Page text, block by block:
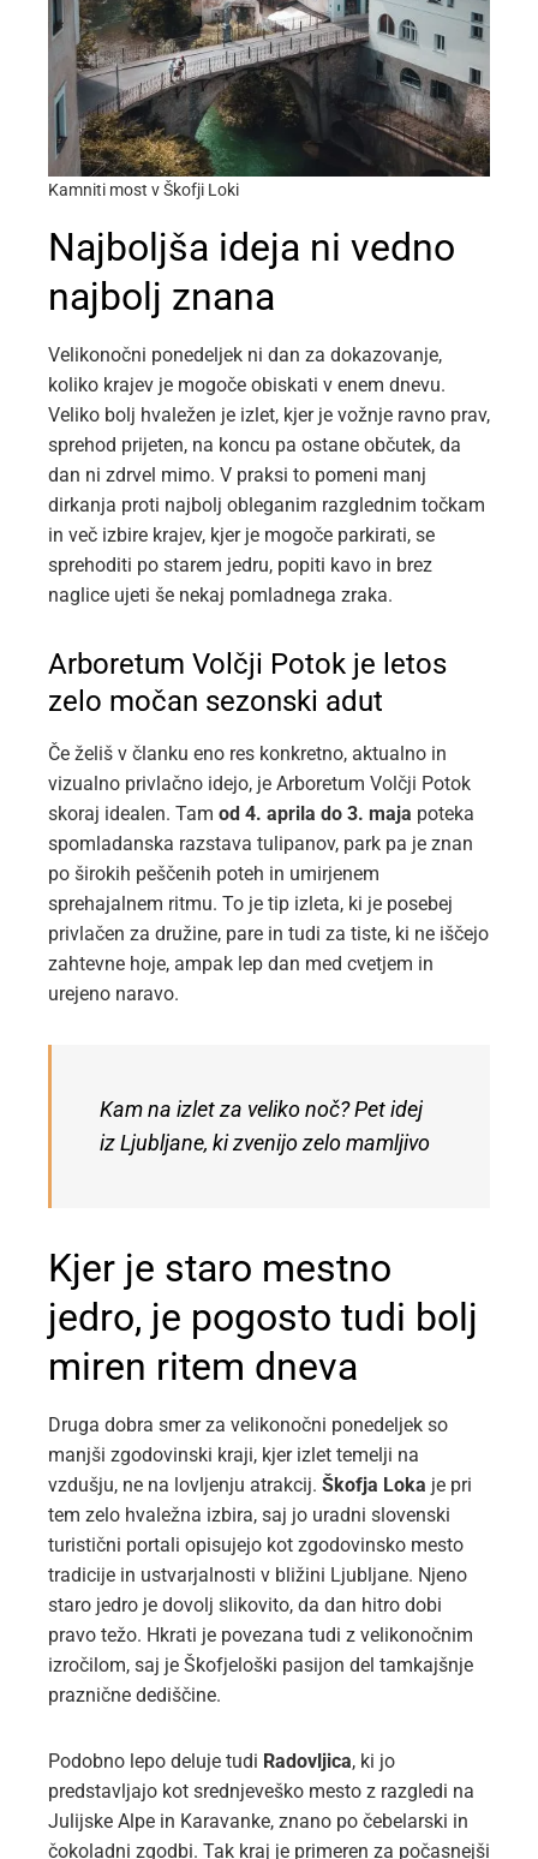
Kamniti most v Škofji Loki
Najboljša ideja ni vedno
najbolj znana
Velikonočni ponedeljek ni dan za dokazovanje,
koliko krajev je mogoče obiskati v enem dnevu.
Veliko bolj hvaležen je izlet, kjer je vožnje ravno prav,
sprehod prijeten, na koncu pa ostane občutek, da
dan ni zdrvel mimo. V praksi to pomeni manj
dirkanja proti najbolj obleganim razglednim točkam
in več izbire krajev, kjer je mogoče parkirati, se
sprehoditi po starem jedru, popiti kavo in brez
naglice ujeti še nekaj pomladnega zraka.
Arboretum Volčji Potok je letos
zelo močan sezonski adut
Če želiš v članku eno res konkretno, aktualno in
vizualno privlačno idejo, je Arboretum Volčji Potok
skoraj idealen. Tam od 4. aprila do 3. maja poteka
spomladanska razstava tulipanov, park pa je znan
po širokih peščenih poteh in umirjenem
sprehajalnem ritmu. To je tip izleta, ki je posebej
privlačen za družine, pare in tudi za tiste, ki ne iščejo
zahtevne hoje, ampak lep dan med cvetjem in
urejeno naravo.
Kam na izlet za veliko noč? Pet idej
iz Ljubljane, ki zvenijo zelo mamljivo
Kjer je staro mestno
jedro, je pogosto tudi bolj
miren ritem dneva
Druga dobra smer za velikonočni ponedeljek so
manjši zgodovinski kraji, kjer izlet temelji na
vzdušju, ne na lovljenju atrakcij. Škofja Loka je pri
tem zelo hvaležna izbira, saj jo uradni slovenski
turistični portali opisujejo kot zgodovinsko mesto
tradicije in ustvarjalnosti v bližini Ljubljane. Njeno
staro jedro je dovolj slikovito, da dan hitro dobi
pravo težo. Hkrati je povezana tudi z velikonočnim
izročilom, saj je Škofjeloški pasijon del tamkajšnje
praznične dediščine.
Podobno lepo deluje tudi Radovljica, ki jo
predstavljajo kot srednjeveško mesto z razgledi na
Julijske Alpe in Karavanke, znano po čebelarski in
čokoladni zgodbi. Tak kraj je primeren za počasnejši